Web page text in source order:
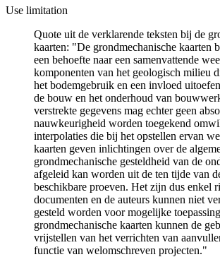
Use limitation
Quote uit de verklarende teksten bij de
kaarten: "De grondmechanische kaarten
een behoefte naar een samenvattende
komponenten van het geologisch milieu
het bodemgebruik en een invloed
de bouw en het onderhoud van
verstrekte gegevens mag echter geen
nauwkeurigheid worden toegekend
interpolaties die bij het opstellen ervan
kaarten geven inlichtingen over de
grondmechanische gesteldheid van de
afgeleid kan worden uit de ten tijde van
beschikbare proeven. Het zijn dus enkel
documenten en de auteurs kunnen niet
gesteld worden voor mogelijke
grondmechanische kaarten kunnen de
vrijstellen van het verrichten van
functie van welomschreven projecten."